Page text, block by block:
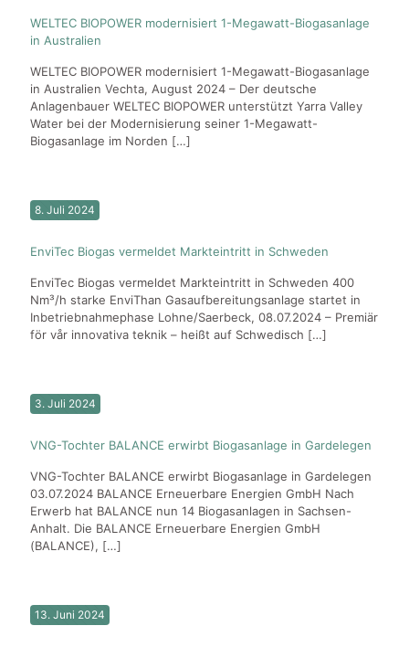
WELTEC BIOPOWER modernisiert 1-Megawatt-Biogasanlage
in Australien
WELTEC BIOPOWER modernisiert 1-Megawatt-Biogasanlage
in Australien Vechta, August 2024 – Der deutsche
Anlagenbauer WELTEC BIOPOWER unterstützt Yarra Valley
Water bei der Modernisierung seiner 1-Megawatt-
Biogasanlage im Norden […]
8. Juli 2024
EnviTec Biogas vermeldet Markteintritt in Schweden
EnviTec Biogas vermeldet Markteintritt in Schweden 400
Nm³/h starke EnviThan Gasaufbereitungsanlage startet in
Inbetriebnahmephase Lohne/Saerbeck, 08.07.2024 – Premiär
för vår innovativa teknik – heißt auf Schwedisch […]
3. Juli 2024
VNG-Tochter BALANCE erwirbt Biogasanlage in Gardelegen
VNG-Tochter BALANCE erwirbt Biogasanlage in Gardelegen
03.07.2024 BALANCE Erneuerbare Energien GmbH Nach
Erwerb hat BALANCE nun 14 Biogasanlagen in Sachsen-
Anhalt. Die BALANCE Erneuerbare Energien GmbH
(BALANCE), […]
13. Juni 2024